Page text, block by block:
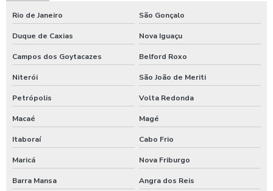
Ducha automatica para carros
Ducha automotiva
Ducha azul
Ducha azul para carros
Ducha azul lava rápido
Ducha azul maquina
Rio de Janeiro São Gonçalo
Duque de Caxias Nova Iguaçu
Campos dos Goytacazes Belford Roxo
Niterói São João de Meriti
Petrópolis Volta Redonda
Macaé Magé
Itaboraí Cabo Frio
Maricá Nova Friburgo
Barra Mansa Angra dos Reis